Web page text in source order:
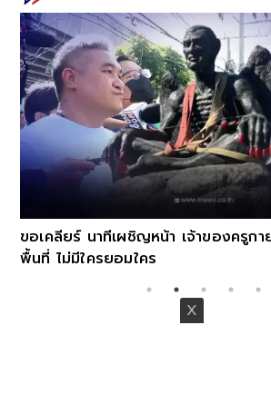
ขอเคลียร์ นาทีเผชิญหน้า เจ้าของครูกา
พื้นที่ ไม่มีใครยอมใคร